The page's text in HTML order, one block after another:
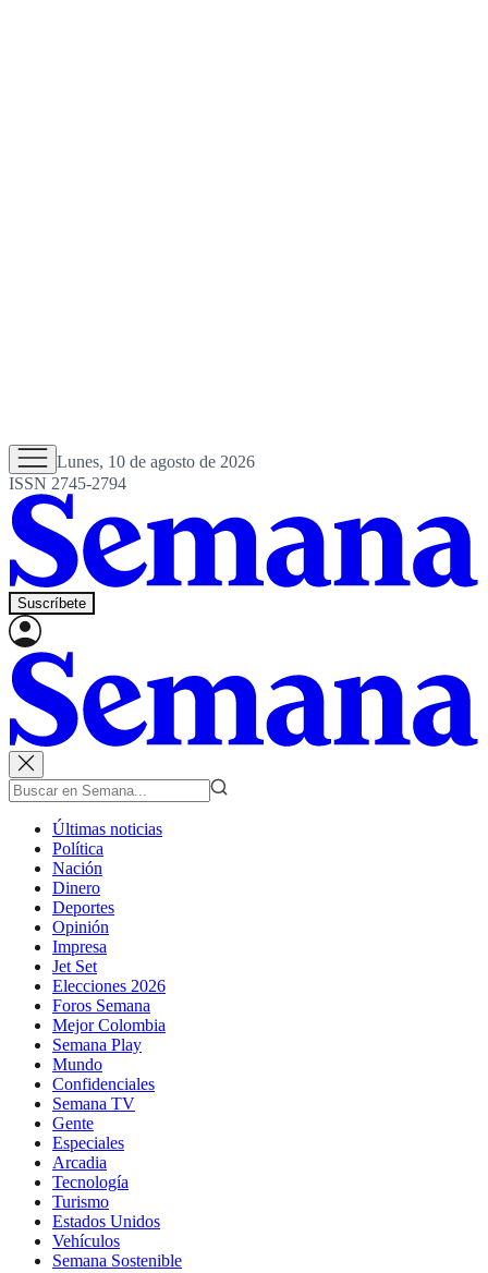
Lunes, 10 de agosto de 2026
ISSN 2745-2794
Suscríbete
Últimas noticias
Política
Nación
Dinero
Deportes
Opinión
Impresa
Jet Set
Elecciones 2026
Foros Semana
Mejor Colombia
Semana Play
Mundo
Confidenciales
Semana TV
Gente
Especiales
Arcadia
Tecnología
Turismo
Estados Unidos
Vehículos
Semana Sostenible